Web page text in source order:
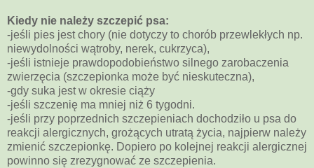
Kiedy nie należy szczepić psa:
-jeśli pies jest chory (nie dotyczy to chorób przewlekłych np.
niewydolności wątroby, nerek, cukrzyca),
-jeśli istnieje prawdopodobieństwo silnego zarobaczenia
zwierzęcia (szczepionka może być nieskuteczna),
-gdy suka jest w okresie ciąży
-jeśli szczenię ma mniej niż 6 tygodni.
-jeśli przy poprzednich szczepieniach dochodziło u psa do
reakcji alergicznych, grożących utratą życia, najpierw należy
zmienić szczepionkę. Dopiero po kolejnej reakcji alergicznej
powinno się zrezygnować ze szczepienia.